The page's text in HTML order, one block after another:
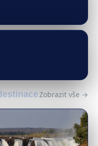
Zobrazit vše →